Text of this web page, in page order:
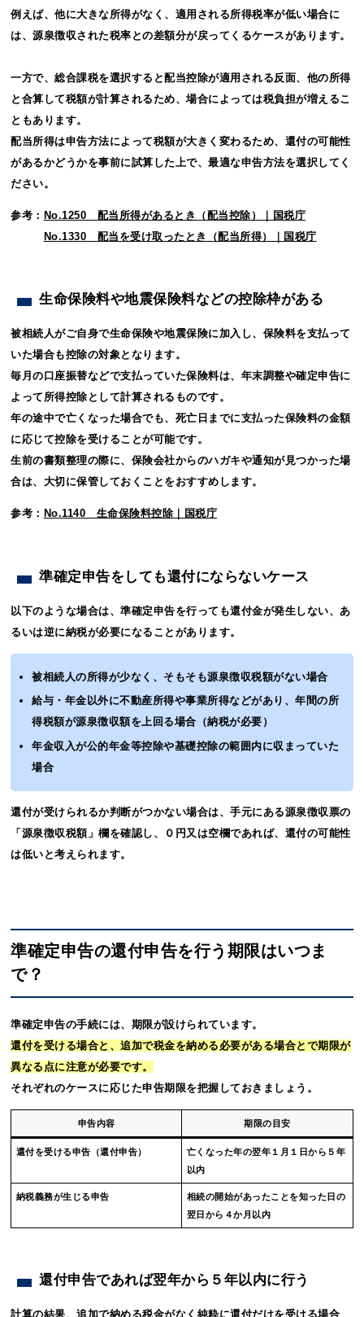
例えば、他に大きな所得がなく、適用される所得税率が低い場合に
は、源泉徴収された税率との差額分が戻ってくるケースがあります。
一方で、総合課税を選択すると配当控除が適用される反面、他の所得
と合算して税額が計算されるため、場合によっては税負担が増えるこ
ともあります。
配当所得は申告方法によって税額が大きく変わるため、還付の可能性
があるかどうかを事前に試算した上で、最適な申告方法を選択してく
ださい。
参考： No.1250 配当所得があるとき（配当控除）｜国税庁
No.1330 配当を受け取ったとき（配当所得）｜国税庁
生命保険料や地震保険料などの控除枠がある
被相続人がご自身で生命保険や地震保険に加入し、保険料を支払って
いた場合も控除の対象となります。
毎月の口座振替などで支払っていた保険料は、年末調整や確定申告に
よって所得控除として計算されるものです。
年の途中で亡くなった場合でも、死亡日までに支払った保険料の金額
に応じて控除を受けることが可能です。
生前の書類整理の際に、保険会社からのハガキや通知が見つかった場
合は、大切に保管しておくことをおすすめします。
参考： No.1140 生命保険料控除｜国税庁
準確定申告をしても還付にならないケース
以下のような場合は、準確定申告を行っても還付金が発生しない、あ
るいは逆に納税が必要になることがあります。
被相続人の所得が少なく、そもそも源泉徴収税額がない場合
給与・年金以外に不動産所得や事業所得などがあり、年間の所
得税額が源泉徴収額を上回る場合（納税が必要）
年金収入が公的年金等控除や基礎控除の範囲内に収まっていた
場合
還付が受けられるか判断がつかない場合は、手元にある源泉徴収票の
「源泉徴収税額」欄を確認し、０円又は空欄であれば、還付の可能性
は低いと考えられます。
準確定申告の還付申告を行う期限はいつま
で？
準確定申告の手続には、期限が設けられています。
還付を受ける場合と、追加で税金を納める必要がある場合とで期限が
異なる点に注意が必要です。
それぞれのケースに応じた申告期限を把握しておきましょう。
申告内容 期限の目安
還付を受ける申告（還付申告）
亡くなった年の翌年１月１日から５年
以内
納税義務が生じる申告
相続の開始があったことを知った日の
翌日から４か月以内
還付申告であれば翌年から５年以内に行う
計算の結果、追加で納める税金がなく純粋に還付だけを受ける場合